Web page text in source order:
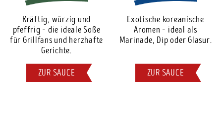
Kräftig, würzig und
pfeffrig – die ideale Soße
für Grillfans und herzhafte
Gerichte.
ZUR SAUCE
Exotische koreanische
Aromen – ideal als
Marinade, Dip oder Glasur.
ZUR SAUCE